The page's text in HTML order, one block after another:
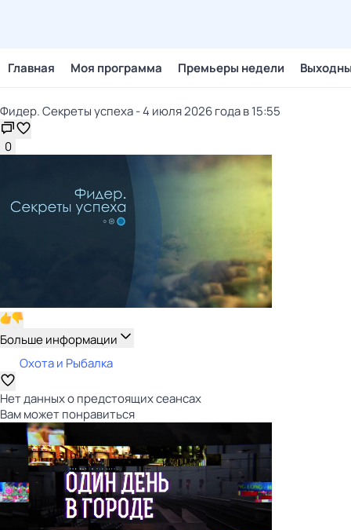
Главная Моя программа Премьеры недели
Фидер. Секреты успеха - 4 июля 2026 года в 15:55
0
Больше информации
Охота и Рыбалка
Нет данных о предстоящих сеансах
Вам может понравиться